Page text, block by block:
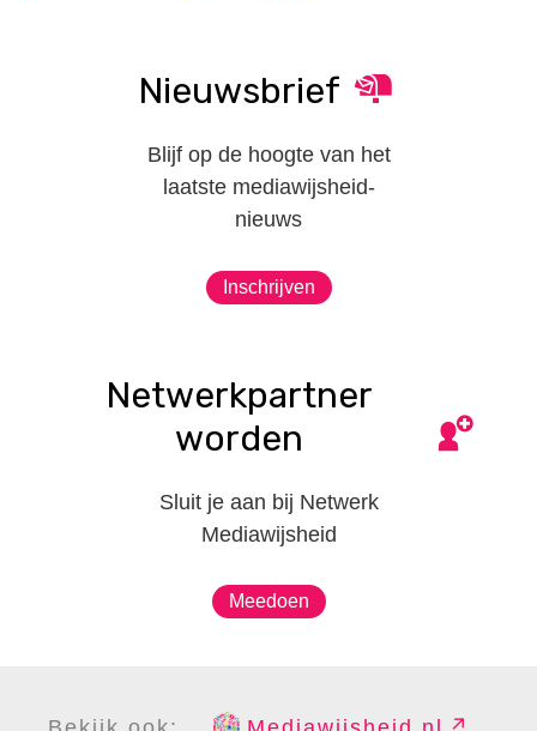
Nieuwsbrief
Blijf op de hoogte van het
laatste mediawijsheid-
nieuws
Inschrijven
Netwerkpartner
worden
Sluit je aan bij Netwerk
Mediawijsheid
Meedoen